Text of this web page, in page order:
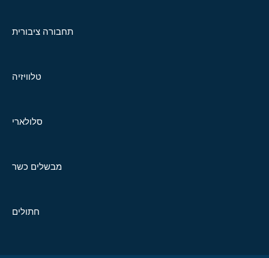
תחבורה ציבורית
טלוויזיה
סלולארי
מבשלים כשר
חתולים